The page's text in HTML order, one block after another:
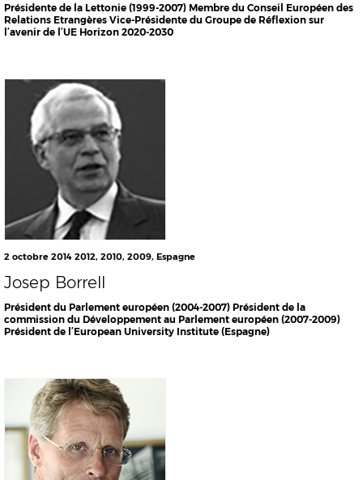
Présidente de la Lettonie (1999-2007) Membre du Conseil Européen des
Relations Etrangères Vice-Présidente du Groupe de Réflexion sur
l’avenir de l’UE Horizon 2020-2030
2 octobre 2014 2012, 2010, 2009, Espagne
Josep Borrell
Président du Parlement européen (2004-2007) Président de la
commission du Développement au Parlement européen (2007-2009)
Président de l’European University Institute (Espagne)